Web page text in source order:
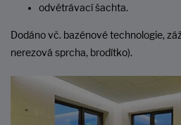
odvětrávací šachta.
Dodáno vč. bazénové technologie,
nerezová sprcha, brodítko).